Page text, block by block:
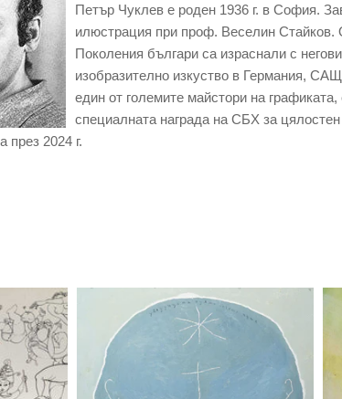
Петър Чуклев е роден 1936 г. в София.
илюстрация при проф. Веселин Стайков.
Поколения българи са израснали с
изобразително изкуство в Германия,
един от големите майстори на
специалната награда на СБХ за
през 2024 г.